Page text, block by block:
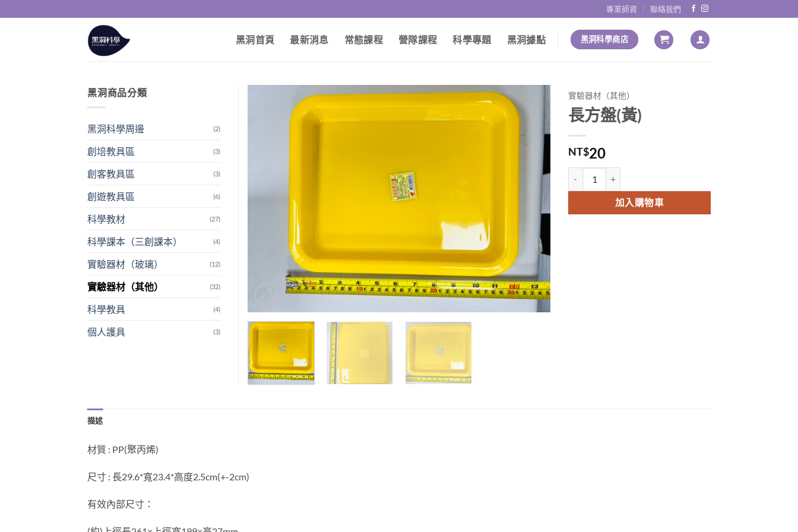
to
專業師資 聯絡我們
黑洞首頁 最新消息 常態課程 營隊課程 科學專題 黑洞據點 黑洞科學商店
實驗器材（其他）
長方盤(黃)
NT$20
加入購物車
Alternative:
黑洞商品分類
黑洞科學周邊 (2)
創培教具區 (3)
創客教具區 (3)
創遊教具區 (6)
科學教材 (27)
科學課本（三創課本） (4)
實驗器材（玻璃） (12)
實驗器材（其他） (32)
科學教具 (4)
個人護具 (3)
描述
材質 : PP(聚丙烯)
尺寸 : 長29.6*寬23.4*高度2.5cm(+-2cm)
有效內部尺寸：